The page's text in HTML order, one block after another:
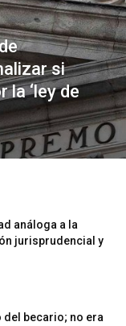
si
‘ley de
análoga a la
jurisprudencial y
del becario; no era